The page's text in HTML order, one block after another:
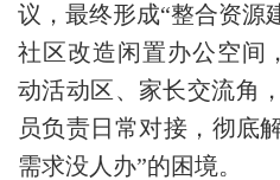
议，最终形成“整合资源
社区改造闲置办公空间
动活动区、家长交流角
员负责日常对接，彻底
需求没人办”的困境。